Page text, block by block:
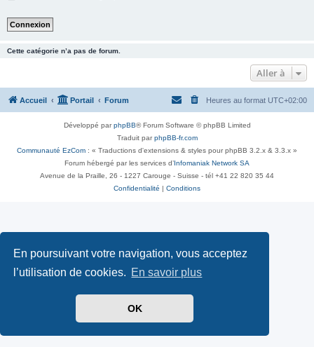
En poursuivant votre navigation, vous acceptez
l’utilisation de cookies. En savoir plus
OK
Cette catégorie n’a pas de forum.
Aller à
Accueil Portail Forum Heures au format UTC+02:00
Développé parphpBB® Forum Software © phpBB Limited
Traduit parphpBB-fr.com
Communauté EzCom : « Traductions d'extensions & styles pour phpBB 3.2.x & 3.3.x »
Forum hébergé par les services d’ Infomaniak Network SA
Avenue de la Praille, 26 - 1227 Carouge - Suisse - tél +41 22 820 35 44
Confidentialité
Conditions